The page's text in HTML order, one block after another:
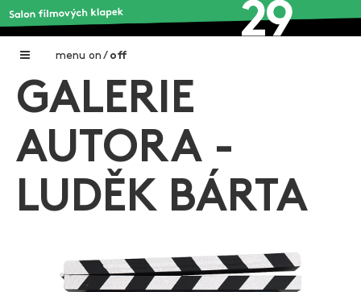
menu on / off
Home
Galerie filmových klapek
Autoři filmových klapek
Aktuální výstavy
GALERIE
AUTORA -
LUDĚK BÁRTA